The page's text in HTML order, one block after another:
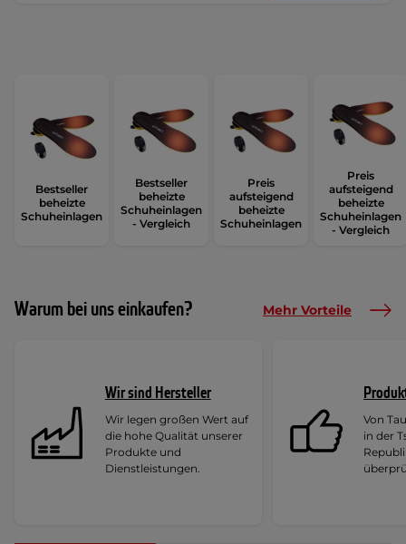
Bestseller
beheizte
Schuheinlagen
Bestseller
beheizte
Schuheinlagen
- Vergleich
Preis
aufsteigend
beheizte
Schuheinlagen
Preis
aufsteigend
beheizte
Schuheinlagen
- Vergleich
Warum bei uns einkaufen? Mehr Vorteile
Wir sind Hersteller
Wir legen großen Wert auf
die hohe Qualität unserer
Produkte und
Dienstleistungen.
Von
in der